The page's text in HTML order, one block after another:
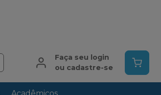
Faça seu login
ou cadastre-se